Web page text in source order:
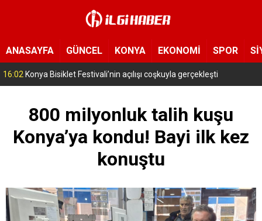
ANASAYFA GÜNCEL KONYA EKONOMİ SPOR
15:11 Konya’da zabıta ve polis sahada! Toplu taşıma araçları tek tek
800 milyonluk talih kuşu
Konya’ya kondu! Bayi ilk kez
konuştu